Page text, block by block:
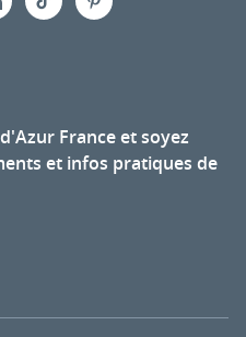
France et soyez
et infos pratiques de